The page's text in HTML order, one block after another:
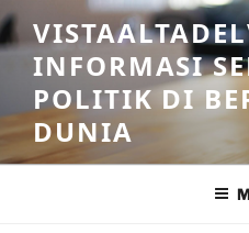
Skip
to
contentINFORMASI
POLITIK DI
DUNIA